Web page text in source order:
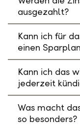
ausgezahlt?
Kann ich für
einen
Kann ich das
jederzeit
Was macht
so besonders?